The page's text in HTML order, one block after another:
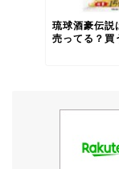
琉球酒豪伝説
売ってる？買